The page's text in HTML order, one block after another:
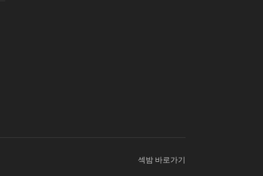
섹밤 바로가기